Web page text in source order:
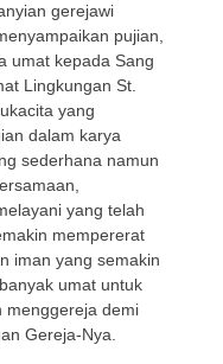
gerejawi
pujian,
umat kepada Sang
Lingkungan St.
yang
dalam karya
sederhana namun
yang telah
mempererat
iman yang semakin
umat untuk
menggereja demi
Gereja-Nya.